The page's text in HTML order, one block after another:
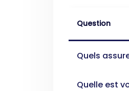
Question
Quels
Quelle est